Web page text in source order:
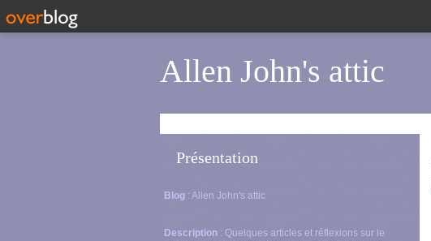
Allen John's attic
Présentation
Blog : Allen John's attic
Description : Quelques articles et réflexions sur le